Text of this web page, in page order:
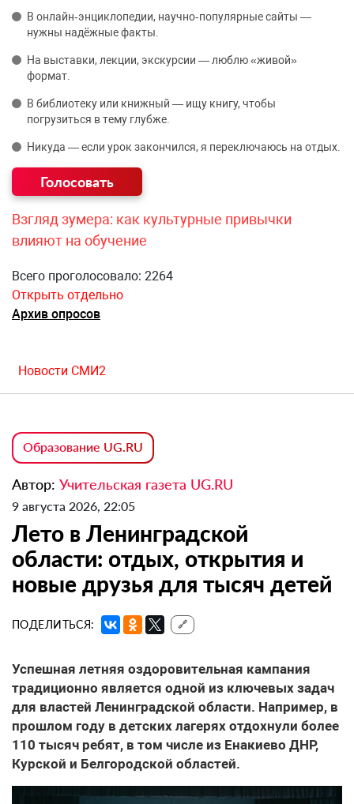
В онлайн‑энциклопедии, научно‑популярные сайты —
нужны надёжные факты.
На выставки, лекции, экскурсии — люблю «живой»
формат.
В библиотеку или книжный — ищу книгу, чтобы
погрузиться в тему глубже.
Никуда — если урок закончился, я переключаюсь на отдых.
Взгляд зумера: как культурные привычки
влияют на обучение
Всего проголосовало: 2264
Открыть отдельно
Архив опросов
Новости СМИ2
Образование UG.RU
Автор: Учительская газета UG.RU
9 августа 2026, 22:05
Лето в Ленинградской
области: отдых, открытия и
новые друзья для тысяч детей
ПОДЕЛИТЬСЯ: 🔗
Успешная летняя оздоровительная кампания
традиционно является одной из ключевых задач
для властей Ленинградской области. Например, в
прошлом году в детских лагерях отдохнули более
110 тысяч ребят, в том числе из Енакиево ДНР,
Курской и Белгородской областей.